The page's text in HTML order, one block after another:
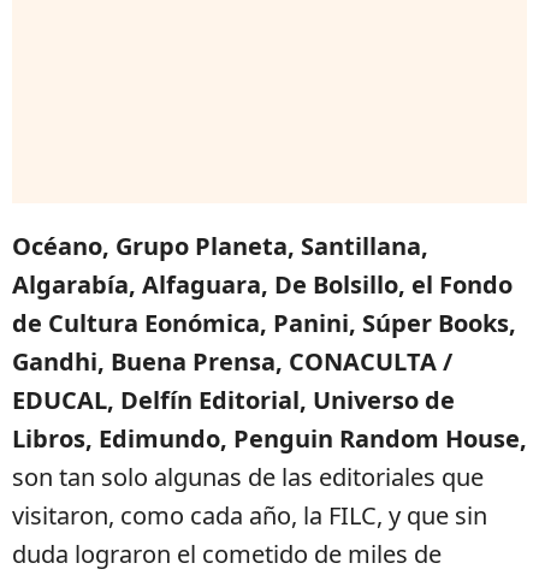
Océano, Grupo Planeta, Santillana,
Algarabía, Alfaguara, De Bolsillo, el Fondo
de Cultura Eonómica, Panini, Súper Books,
Gandhi, Buena Prensa, CONACULTA /
EDUCAL, Delfín Editorial, Universo de
Libros, Edimundo, Penguin Random House,
son tan solo algunas de las editoriales que
visitaron, como cada año, la FILC, y que sin
duda lograron el cometido de miles de